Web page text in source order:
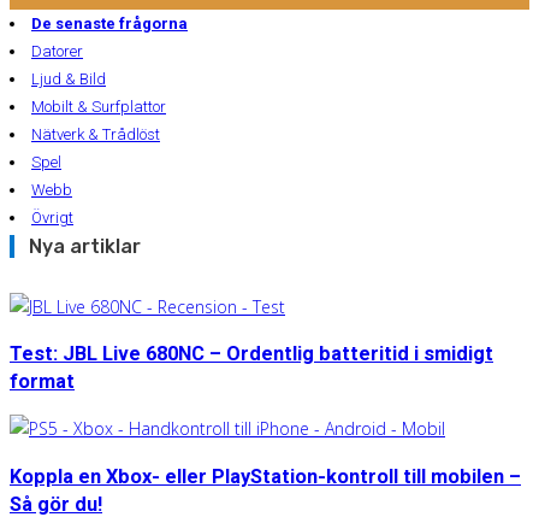
De senaste frågorna
Datorer
Ljud & Bild
Mobilt & Surfplattor
Nätverk & Trådlöst
Spel
Webb
Övrigt
Nya artiklar
Test: JBL Live 680NC – Ordentlig batteritid i smidigt
format
Koppla en Xbox- eller PlayStation-kontroll till mobilen –
Så gör du!